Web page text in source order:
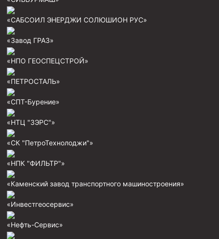
Муфта ОТТМ 146
Муфта БТС 178
Муфта БТС 168
Муфта ОТТМ 127
Муфта ОТТМ 324
Муфта ОТТМ 178
Муфта ОТТГ 168
Муфта ОТТГ 146
«САБСОИЛ ЭНЕРДЖИ СОЛЮШИОН РУС»
«Завод ГРАЗ»
«НПО ГЕОСПЕЦСТРОЙ»
«ПЕТРОСТАЛЬ»
«СПТ-Бурение»
«НТЦ "ЗЭРС"»
«СК "ПетроТехнолоджи"»
«НПК "ФИЛЬТР"»
«Каменский завод транспортного машиностроения»
«Инвестгеосервис»
«Нефть-Сервис»